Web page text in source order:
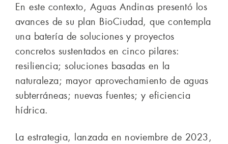
En este contexto, Aguas Andinas presentó los
avances de su plan BioCiudad, que contempla
una batería de soluciones y proyectos
concretos sustentados en cinco pilares:
resiliencia; soluciones basadas en la
naturaleza; mayor aprovechamiento de aguas
subterráneas; nuevas fuentes; y eficiencia
hídrica.
La estrategia, lanzada en noviembre de 2023,